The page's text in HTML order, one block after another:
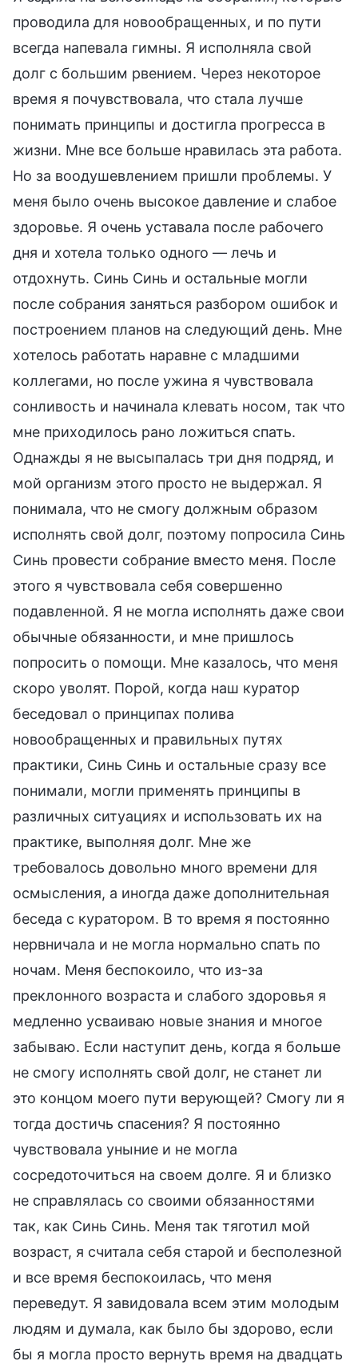
проводила для новообращенных, и по пути
всегда напевала гимны. Я исполняла свой
долг с большим рвением. Через некоторое
время я почувствовала, что стала лучше
понимать принципы и достигла прогресса в
жизни. Мне все больше нравилась эта работа.
Но за воодушевлением пришли проблемы. У
меня было очень высокое давление и слабое
здоровье. Я очень уставала после рабочего
дня и хотела только одного — лечь и
отдохнуть. Синь Синь и остальные могли
после собрания заняться разбором ошибок и
построением планов на следующий день. Мне
хотелось работать наравне с младшими
коллегами, но после ужина я чувствовала
сонливость и начинала клевать носом, так что
мне приходилось рано ложиться спать.
Однажды я не высыпалась три дня подряд, и
мой организм этого просто не выдержал. Я
понимала, что не смогу должным образом
исполнять свой долг, поэтому попросила Синь
Синь провести собрание вместо меня. После
этого я чувствовала себя совершенно
подавленной. Я не могла исполнять даже свои
обычные обязанности, и мне пришлось
попросить о помощи. Мне казалось, что меня
скоро уволят. Порой, когда наш куратор
беседовал о принципах полива
новообращенных и правильных путях
практики, Синь Синь и остальные сразу все
понимали, могли применять принципы в
различных ситуациях и использовать их на
практике, выполняя долг. Мне же
требовалось довольно много времени для
осмысления, а иногда даже дополнительная
беседа с куратором. В то время я постоянно
нервничала и не могла нормально спать по
ночам. Меня беспокоило, что из-за
преклонного возраста и слабого здоровья я
медленно усваиваю новые знания и многое
забываю. Если наступит день, когда я больше
не смогу исполнять свой долг, не станет ли
это концом моего пути верующей? Смогу ли я
тогда достичь спасения? Я постоянно
чувствовала уныние и не могла
сосредоточиться на своем долге. Я и близко
не справлялась со своими обязанностями
так, как Синь Синь. Меня так тяготил мой
возраст, я считала себя старой и бесполезной
и все время беспокоилась, что меня
переведут. Я завидовала всем этим молодым
людям и думала, как было бы здорово, если
бы я могла просто вернуть время на двадцать